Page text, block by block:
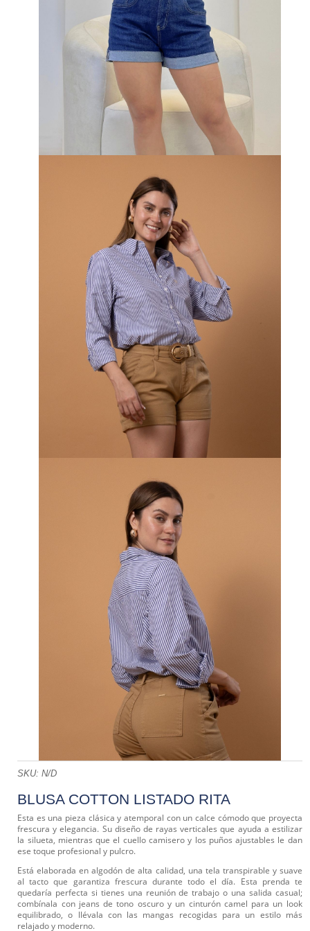
SKU:N/D
BLUSA COTTON LISTADO RITA
Esta es una pieza clásica y atemporal con un calce cómodo que proyecta
frescura y elegancia. Su diseño de rayas verticales que ayuda a estilizar
la silueta, mientras que el cuello camisero y los puños ajustables le dan
ese toque profesional y pulcro.
Está elaborada en algodón de alta calidad, una tela transpirable y suave
al tacto que garantiza frescura durante todo el día. Esta prenda te
quedaría perfecta si tienes una reunión de trabajo o una salida casual;
combínala con jeans de tono oscuro y un cinturón camel para un look
equilibrado, o llévala con las mangas recogidas para un estilo más
relajado y moderno.